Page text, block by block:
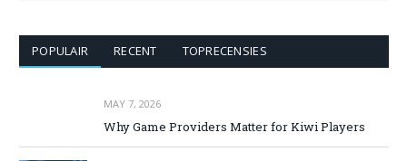
POPULAIR RECENT TOPRECENSIES
MAY 7, 2026
Why Game Providers Matter for Kiwi Players